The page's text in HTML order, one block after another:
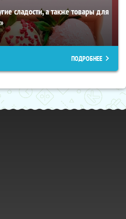
сладости, а также товары для
ПОДРОБНЕЕ